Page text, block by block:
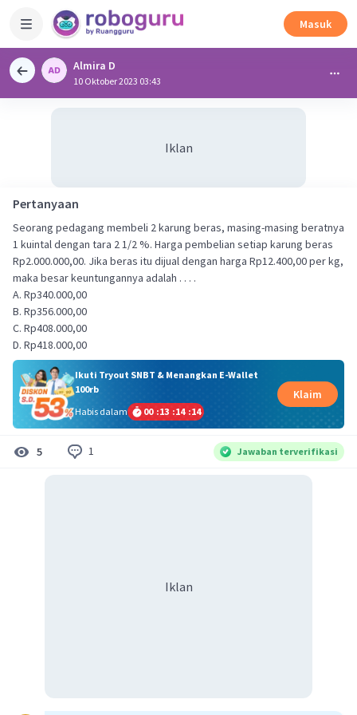
Masuk
Almira D
10 Oktober 2023 03:43
Iklan
Pertanyaan
Seorang pedagang membeli 2 karung beras, masing-masing beratnya
1 kuintal dengan tara 2 1/2 %. Harga pembelian setiap karung beras
Rp2.000.000,00. Jika beras itu dijual dengan harga Rp12.400,00 per kg,
maka besar keuntungannya adalah . . . .
A. Rp340.000,00
B. Rp356.000,00
C. Rp408.000,00
D. Rp418.000,00
Ikuti Tryout SNBT & Menangkan E-Wallet
100rb
Habis dalam
00 :13 :14 :13
Klaim
5 1 Jawaban terverifikasi
Iklan